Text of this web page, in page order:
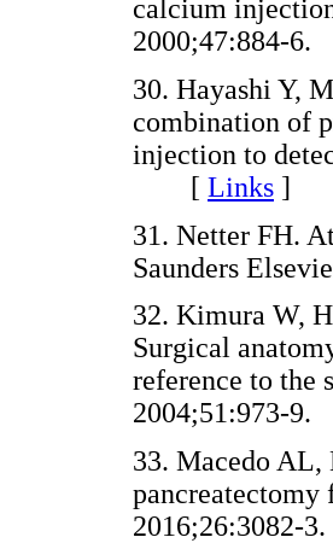
calcium
30. Hayashi Y,
combination of
injection to
[ Links ]
31. Netter FH.
Saunders
32. Kimura W,
Surgical
reference to the
33. Macedo AL,
pancreatectomy